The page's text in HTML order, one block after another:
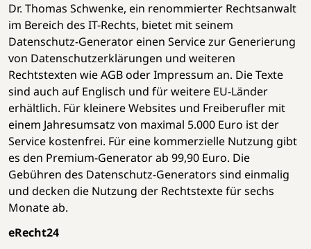
Dr. Thomas Schwenke, ein renommierter Rechtsanwalt
im Bereich des IT-Rechts, bietet mit seinem
Datenschutz-Generator einen Service zur Generierung
von Datenschutzerklärungen und weiteren
Rechtstexten wie AGB oder Impressum an. Die Texte
sind auch auf Englisch und für weitere EU-Länder
erhältlich. Für kleinere Websites und Freiberufler mit
einem Jahresumsatz von maximal 5.000 Euro ist der
Service kostenfrei. Für eine kommerzielle Nutzung gibt
es den Premium-Generator ab 99,90 Euro. Die
Gebühren des Datenschutz-Generators sind einmalig
und decken die Nutzung der Rechtstexte für sechs
Monate ab.
eRecht24